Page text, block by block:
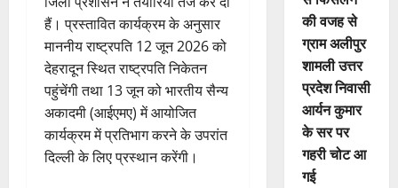
हैं। प्रस्तावित कार्यक्रम के अनुसार
माननीय राष्ट्रपति 12 जून 2026 को
देहरादून स्थित राष्ट्रपति निकेतन
पहुंचेंगी तथा 13 जून को भारतीय सैन्य
अकादमी (आईएमए) में आयोजित
कार्यक्रम में प्रतिभाग करने के उपरांत
दिल्ली के लिए प्रस्थान करेंगी।
की वजह से
ग्राम अलीपुर
शामली उत्तर
प्रदेश निवासी
आर्यन कुमार
के सर पर
गहरी चोट आ
गई